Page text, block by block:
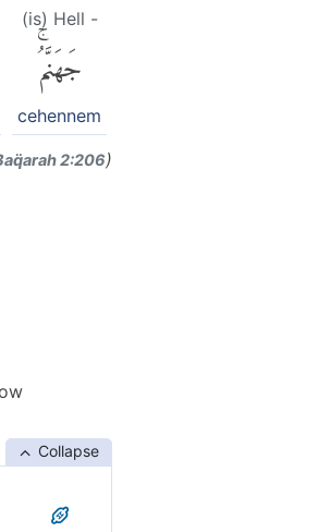
(is) Hell -
جَهَنَّمُۚ
cehennem
2:206)
Collapse